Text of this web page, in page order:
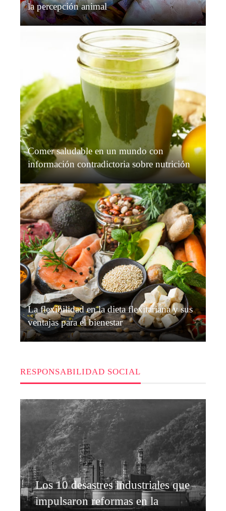
la percepción animal
Grace O’Connor Hace 7 días
Comer saludable en un mundo con
información contradictoria sobre nutrición
Hace 2 semanas
La flexibilidad en la dieta flexitariana y sus
ventajas para el bienestar
Grace O’Connor Hace 2 semanas
RESPONSABILIDAD SOCIAL
Los 10 desastres industriales que
impulsaron reformas en la